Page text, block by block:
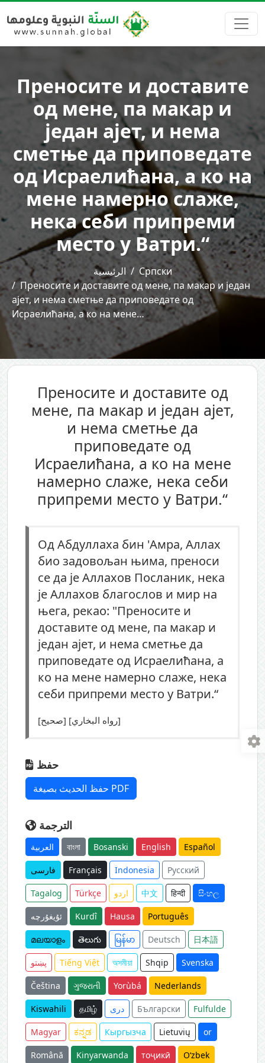
Преносите и доставите
од мене, па макар и
један ајет, и нема
сметње да приповедате
од Исраелићана, а ко на
мене намерно слаже,
нека себи припреми
место у Ватри.“
الرئيسية
Српски
Преносите и доставите од мене, па макар и један
ајет, и нема сметње да приповедате од
Исраелићана, а ко на мене…
Преносите и доставите од
мене, па макар и један ајет,
и нема сметње да
приповедате од
Исраелићана, а ко на мене
намерно слаже, нека себи
припреми место у Ватри.“
Од Абдуллаха бин 'Амра, Аллах
био задовољан њима, преноси
се да је Аллахов Посланик, нека
је Аллахов благослов и мир на
њега, рекао: "Преносите и
доставите од мене, па макар и
један ајет, и нема сметње да
приповедате од Исраелићана, а
ко на мене намерно слаже, нека
себи припреми место у Ватри.“
[صحيح] [رواه البخاري]
حفظ
حفظ الحديث بصيغة PDF
الترجمة
العربية বাংলা Bosanski English Español
فارسی Français Indonesia Русский
Tagalog Türkçe اردو 中文 हिन्दी සිංහල
ئۇيغۇرچە Kurdî Hausa Português
മലയാളം తెలుగు မြန်မာ Deutsch 日本語
پښتو Tiếng Việt অসমীয়া Shqip Svenska
Čeština ગુજરાતી Yorùbá Nederlands
Kiswahili தமிழ் دری Български Fulfulde
Magyar ಕನ್ನಡ Кыргызча Lietuvių or
Română Kinyarwanda тоҷикӣ O‘zbek